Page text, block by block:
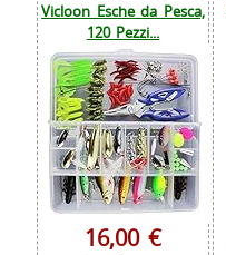
Vicloon Esche da Pesca,
120 Pezzi...
16,00 €